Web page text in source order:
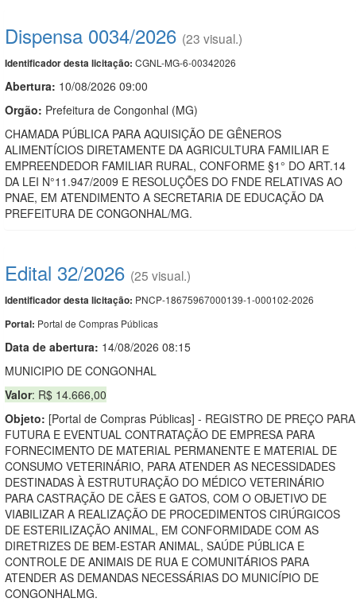
Dispensa 0034/2026 (23 visual.)
Identificador desta licitação: CGNL-MG-6-00342026
Abertura: 10/08/2026 09:00
Orgão: Prefeitura de Congonhal (MG)
CHAMADA PÚBLICA PARA AQUISIÇÃO DE GÊNEROS
ALIMENTÍCIOS DIRETAMENTE DA AGRICULTURA FAMILIAR E
EMPREENDEDOR FAMILIAR RURAL, CONFORME §1° DO ART.14
DA LEI N°11.947/2009 E RESOLUÇÕES DO FNDE RELATIVAS AO
PNAE, EM ATENDIMENTO A SECRETARIA DE EDUCAÇÃO DA
PREFEITURA DE CONGONHAL/MG.
Edital 32/2026 (25 visual.)
Identificador desta licitação: PNCP-18675967000139-1-000102-2026
Portal: Portal de Compras Públicas
Data de abertura: 14/08/2026 08:15
MUNICIPIO DE CONGONHAL
Valor: R$ 14.666,00
Objeto: [Portal de Compras Públicas] - REGISTRO DE PREÇO PARA
FUTURA E EVENTUAL CONTRATAÇÃO DE EMPRESA PARA
FORNECIMENTO DE MATERIAL PERMANENTE E MATERIAL DE
CONSUMO VETERINÁRIO, PARA ATENDER AS NECESSIDADES
DESTINADAS À ESTRUTURAÇÃO DO MÉDICO VETERINÁRIO
PARA CASTRAÇÃO DE CÃES E GATOS, COM O OBJETIVO DE
VIABILIZAR A REALIZAÇÃO DE PROCEDIMENTOS CIRÚRGICOS
DE ESTERILIZAÇÃO ANIMAL, EM CONFORMIDADE COM AS
DIRETRIZES DE BEM-ESTAR ANIMAL, SAÚDE PÚBLICA E
CONTROLE DE ANIMAIS DE RUA E COMUNITÁRIOS PARA
ATENDER AS DEMANDAS NECESSÁRIAS DO MUNICÍPIO DE
CONGONHALMG.